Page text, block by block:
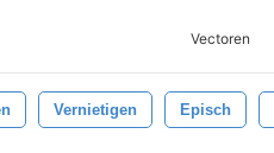
Vectoren
Vernietigen Episch